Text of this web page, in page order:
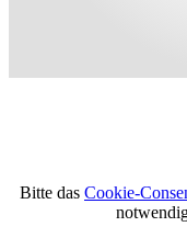
Bitte das Cookie-